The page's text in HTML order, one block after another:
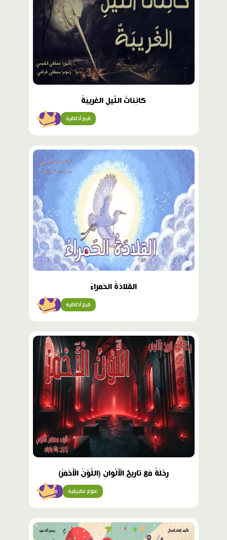
كائِناتُ اللَّيلِ الغَريبَةُ
متقن قيم أخلاقية
محتوى
القِلادَةُ الحَمراءُ
متقن قيم أخلاقية
محتوى
مميّز
رِحْلَةٌ مَعَ تاريخِ الْأَلْوانِ (اللَّوْنُ الْأَحْمَرُ)
متقدّم علوم تطبيقية
محتوى
مميّز